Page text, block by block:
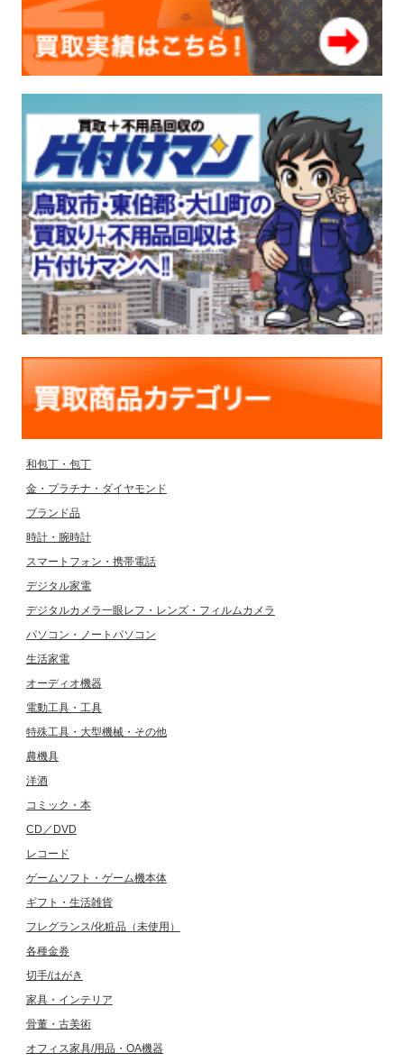
和包丁・包丁
金・プラチナ・ダイヤモンド
ブランド品
時計・腕時計
スマートフォン・携帯電話
デジタル家電
デジタルカメラ一眼レフ・レンズ・フィルムカメラ
パソコン・ノートパソコン
生活家電
オーディオ機器
電動工具・工具
特殊工具・大型機械・その他
農機具
洋酒
コミック・本
CD／DVD
レコード
ゲームソフト・ゲーム機本体
ギフト・生活雑貨
フレグランス/化粧品（未使用）
各種金券
切手/はがき
家具・インテリア
骨董・古美術
オフィス家具/用品・OA機器